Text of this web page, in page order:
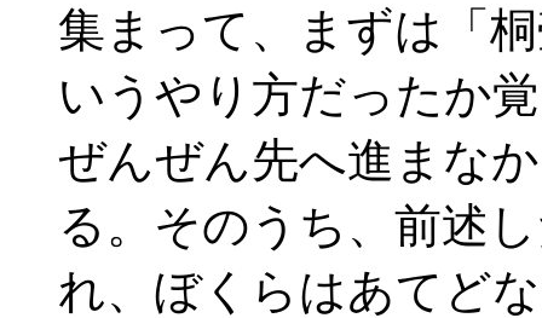
集まって、まずは「
いうやり方だったか
ぜんぜん先へ進まな
る。そのうち、前述
れ、ぼくらはあてど